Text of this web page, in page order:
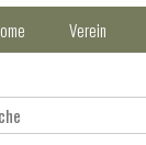
Verein